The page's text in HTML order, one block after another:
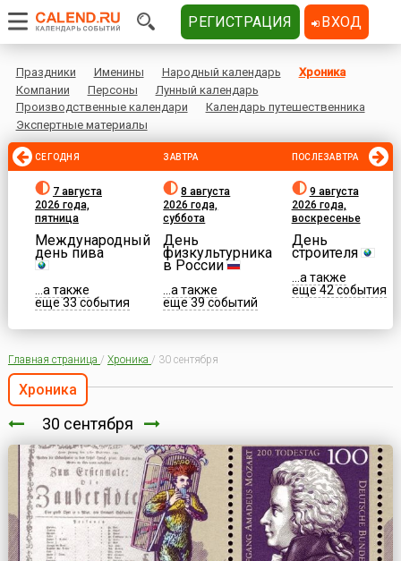
Праздники Именины Народный календарь
Хроника
Компании
Персоны
Лунный календарь
Производственные календари
Календарь путешественника
Экспертные материалы
СЕГОДНЯ
7 августа
2026 года,
пятница
Международный
день пива
...а также
еще 33 события
ЗАВТРА
8 августа
2026 года,
суббота
День
физкультурника
в России
...а также
еще 39 событий
ПОСЛЕЗАВТРА
9 августа
2026 года,
воскресенье
День
строителя
...а также
еще 42 события
Главная страница / Хроника / 30 сентября
Хроника
30 сентября
РЕГИСТРАЦИЯ ВХОД